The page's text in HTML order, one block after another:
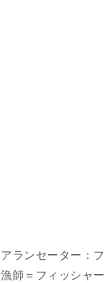
アランセーター：
漁師＝フィッシャ